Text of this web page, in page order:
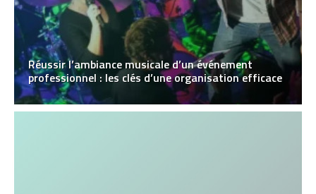
Réussir l’ambiance musicale d’un événement
professionnel : les clés d’une organisation efficace